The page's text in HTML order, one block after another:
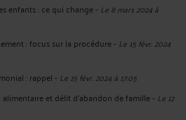
enfants : ce qui change- Le 8 mars 2024 à
: focus sur la procédure- Le 15 févr. 2024
: rappel- Le 15 févr. 2024 à 17:05
et délit d'abandon de famille- Le 12